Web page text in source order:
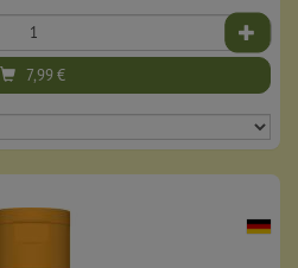
7,99€